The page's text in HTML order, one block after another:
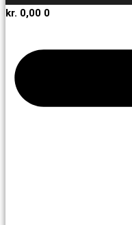
kr. 0,00 0